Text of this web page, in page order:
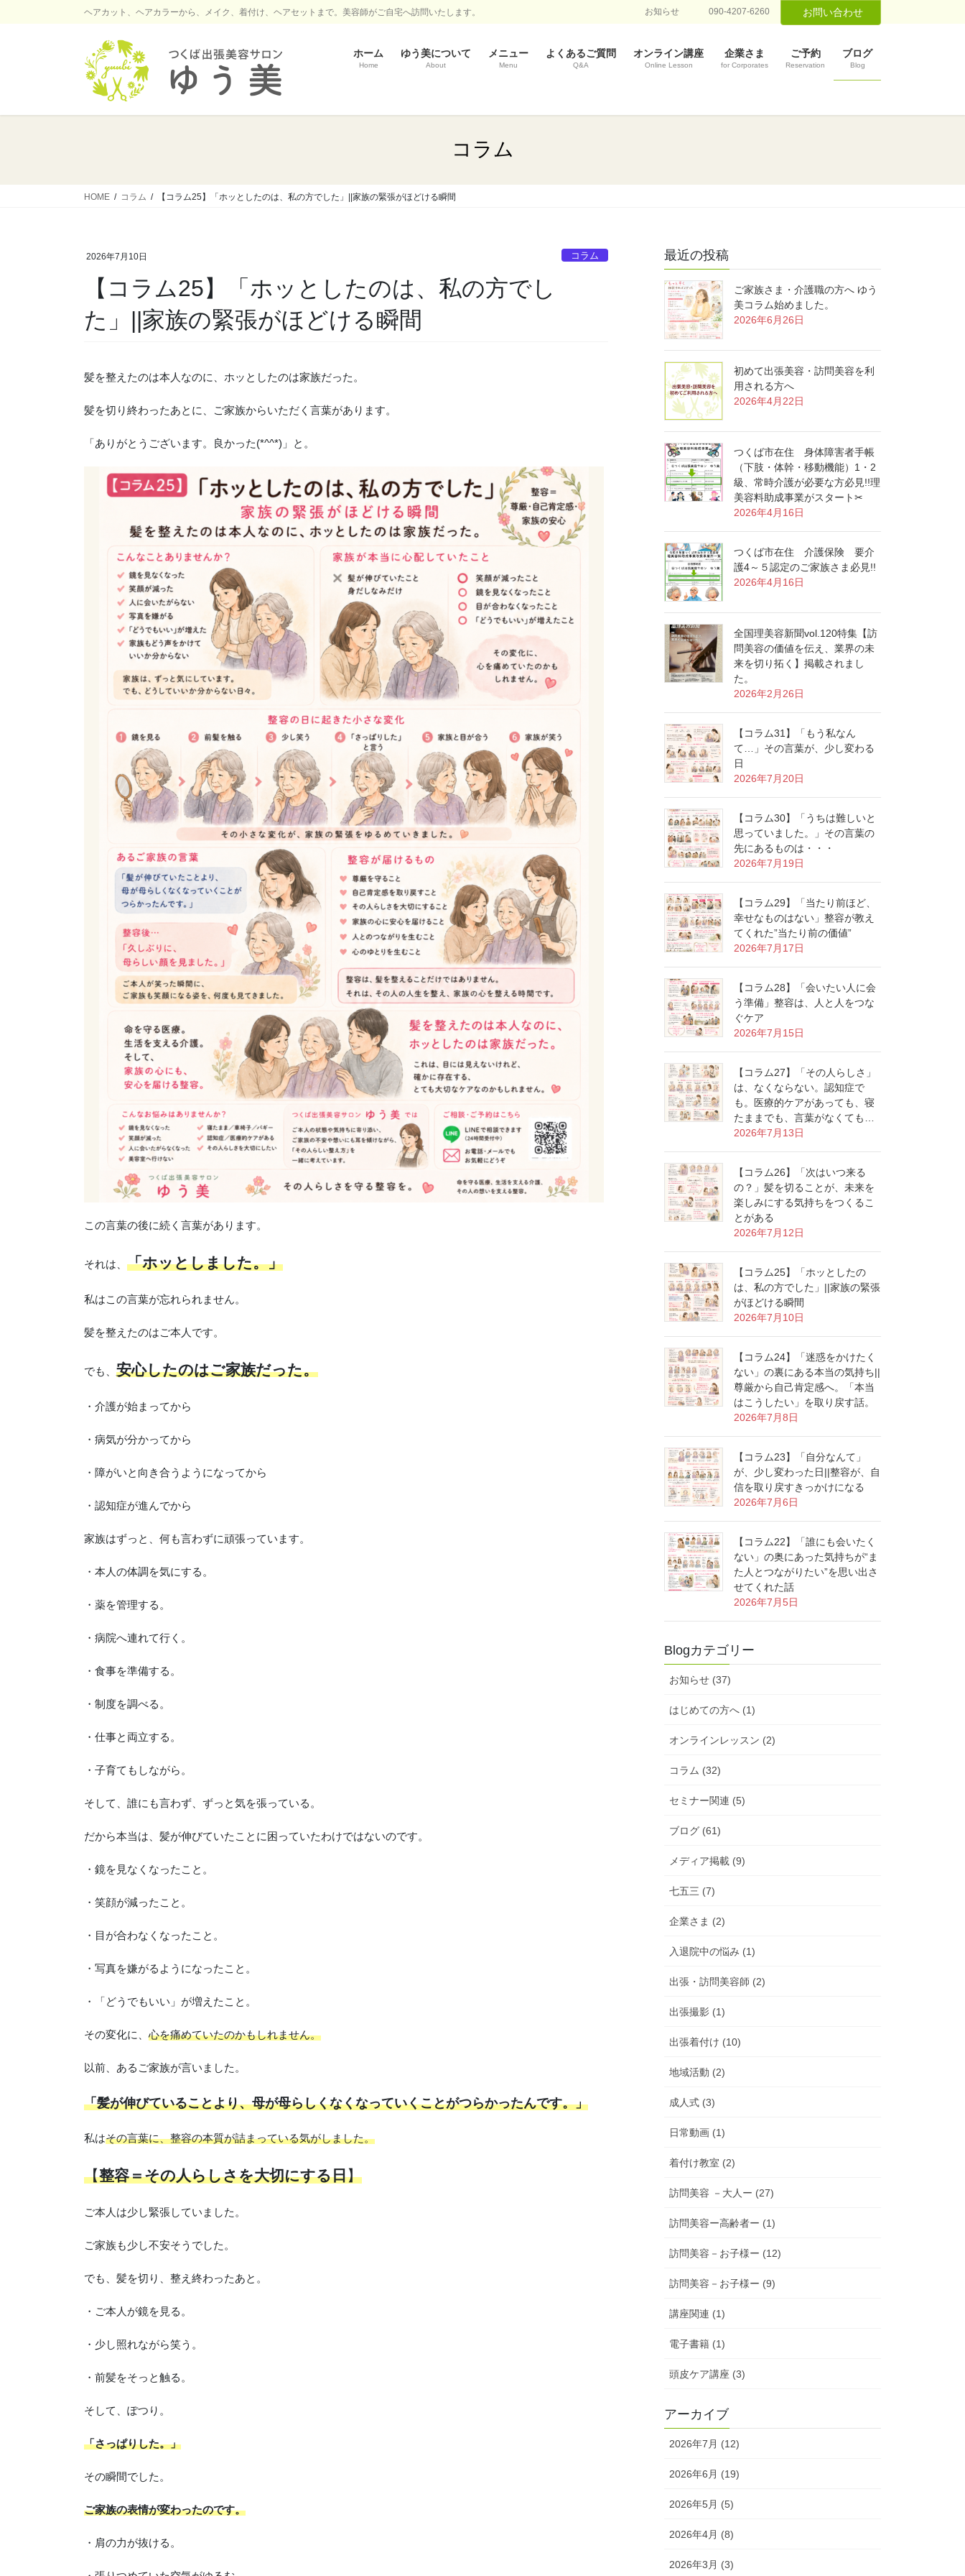
ヘアカット、ヘアカラーから、メイク、着付け、ヘアセットまで。美容師がご自宅へ訪問いたします。 お知らせ 090-4207-6260 お問い合わせ
ホーム
Home
ゆう美について
About
メニュー
Menu
よくあるご質問
Q&A
オンライン講座
Online Lesson
企業さま
for Corporates
ご予約
Reservation
ブログ
Blog
コラム
HOME コラム 【コラム25】「ホッとしたのは、私の方でした」||家族の緊張がほどける瞬間
2026年7月10日 コラム
【コラム25】「ホッとしたのは、私の方でし
た」||家族の緊張がほどける瞬間
髪を整えたのは本人なのに、ホッとしたのは家族だった。
髪を切り終わったあとに、ご家族からいただく言葉があります。
「ありがとうございます。良かった(*^^*)」と。
この言葉の後に続く言葉があります。
それは、 「ホッとしました。」
私はこの言葉が忘れられません。
髪を整えたのはご本人です。
でも、 安心したのはご家族だった。
・介護が始まってから
・病気が分かってから
・障がいと向き合うようになってから
・認知症が進んでから
家族はずっと、何も言わずに頑張っています。
・本人の体調を気にする。
・薬を管理する。
・病院へ連れて行く。
・食事を準備する。
・制度を調べる。
・仕事と両立する。
・子育てもしながら。
そして、誰にも言わず、ずっと気を張っている。
だから本当は、髪が伸びていたことに困っていたわけではないのです。
・鏡を見なくなったこと。
・笑顔が減ったこと。
・目が合わなくなったこと。
・写真を嫌がるようになったこと。
・「どうでもいい」が増えたこと。
その変化に、 心を痛めていたのかもしれません。
以前、あるご家族が言いました。
「髪が伸びていることより、母が母らしくなくなっていくことがつらかったんです。」
私はその言葉に、整容の本質が詰まっている気がしました。
【整容＝その人らしさを大切にする日】
ご本人は少し緊張していました。
ご家族も少し不安そうでした。
でも、髪を切り、整え終わったあと。
・ご本人が鏡を見る。
・少し照れながら笑う。
・前髪をそっと触る。
そして、ぽつり。
「さっぱりした。」
その瞬間でした。
ご家族の表情が変わったのです。
・肩の力が抜ける。
最近の投稿
ご家族さま・介護職の方へ ゆう
美コラム始めました。
2026年6月26日
初めて出張美容・訪問美容を利
用される方へ
2026年4月22日
つくば市在住 身体障害者手帳
（下肢・体幹・移動機能）1・2
級、常時介護が必要な方必見!!理
美容料助成事業がスタート✂
2026年4月16日
つくば市在住 介護保険 要介
護4～５認定のご家族さま必見!!
2026年4月16日
全国理美容新聞vol.120特集【訪
問美容の価値を伝え、業界の未
来を切り拓く】掲載されまし
た。
2026年2月26日
【コラム31】「もう私なん
て…」その言葉が、少し変わる
日
2026年7月20日
【コラム30】「うちは難しいと
思っていました。」その言葉の
先にあるものは・・・
2026年7月19日
【コラム29】「当たり前ほど、
幸せなものはない」整容が教え
てくれた”当たり前の価値”
2026年7月17日
【コラム28】「会いたい人に会
う準備」整容は、人と人をつな
ぐケア
2026年7月15日
【コラム27】「その人らしさ」
は、なくならない。認知症で
も。医療的ケアがあっても、寝
たままでも、言葉がなくても…
2026年7月13日
【コラム26】「次はいつ来る
の？」髪を切ることが、未来を
楽しみにする気持ちをつくるこ
とがある
2026年7月12日
【コラム25】「ホッとしたの
は、私の方でした」||家族の緊張
がほどける瞬間
2026年7月10日
【コラム24】「迷惑をかけたく
ない」の裏にある本当の気持ち||
尊厳から自己肯定感へ。「本当
はこうしたい」を取り戻す話。
2026年7月8日
【コラム23】「自分なんて」
が、少し変わった日||整容が、自
信を取り戻すきっかけになる
2026年7月6日
【コラム22】「誰にも会いたく
ない」の奥にあった気持ちが“ま
た人とつながりたい”を思い出さ
せてくれた話
2026年7月5日
Blogカテゴリー
お知らせ (37)
はじめての方へ (1)
オンラインレッスン (2)
コラム (32)
セミナー関連 (5)
ブログ (61)
メディア掲載 (9)
七五三 (7)
企業さま (2)
入退院中の悩み (1)
出張・訪問美容師 (2)
出張撮影 (1)
出張着付け (10)
地域活動 (2)
成人式 (3)
日常動画 (1)
着付け教室 (2)
訪問美容 －大人ー (27)
訪問美容ー高齢者ー (1)
訪問美容－お子様ー (12)
訪問美容－お子様ー (9)
講座関連 (1)
電子書籍 (1)
頭皮ケア講座 (3)
アーカイブ
2026年7月 (12)
2026年6月 (19)
2026年5月 (5)
2026年4月 (8)
2026年3月 (3)